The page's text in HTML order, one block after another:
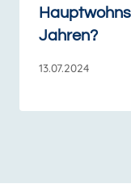
Jahren?
13.07.2024